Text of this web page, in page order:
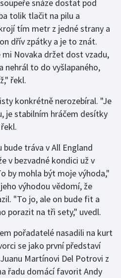
snáze dostat pod
tolik tlačit na pilu a
tím metr z jedné strany a
dřív zpátky a je to znát.
Novaka držet dost vzadu,
nehrál to do vyšlapaného,
řekl.
konkrétně nerozebíral. "Je
je stabilním hráčem desítky
tráva v All England
v bezvadné kondici už v
by mohla být moje výhoda,"
výhodou vědomí, že
"To jo, ale on bude fit a
porazit na tři sety," uvedl.
pořadatelé nasadili na kurt
se jako první představí
Martínovi Del Potrovi z
řadu domácí favorit Andy